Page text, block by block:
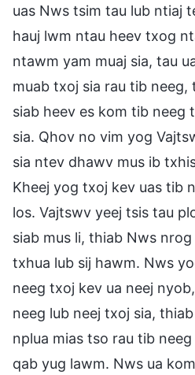
uas Nws tsim tau lub ntiaj
hauj lwm ntau heev txog
ntawm yam muaj sia, tau
muab txoj sia rau tib
siab heev es kom tib neeg
sia. Qhov no vim yog
sia ntev dhawv mus ib
Kheej yog txoj kev uas tib
los. Vajtswv yeej tsis tau
siab mus li, thiab Nws
txhua lub sij hawm. Nws
neeg txoj kev ua neej
neeg lub neej txoj sia,
nplua mias tso rau tib
qab yug lawm. Nws ua